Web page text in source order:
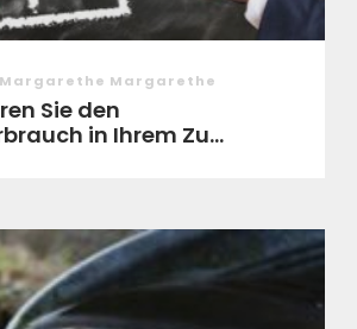
Margarethe Margarethe
Sie den
in Ihrem Zu...